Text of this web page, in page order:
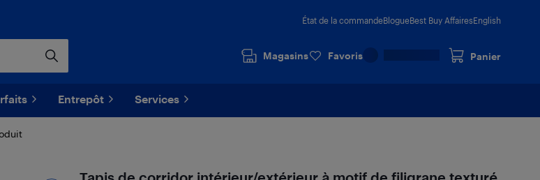
État de la commandeBlogueBest Buy AffairesEnglish
Magasins Favoris Panier
Entrepôt Services